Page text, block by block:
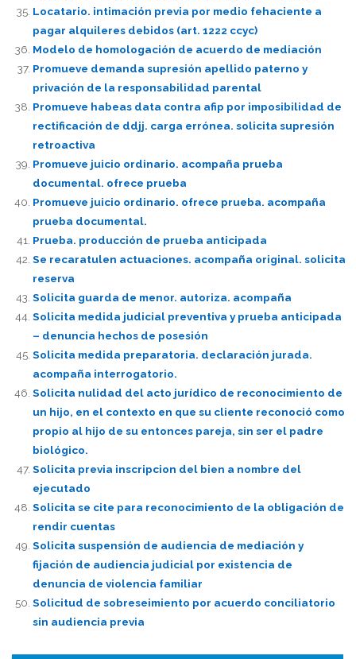
Locatario. intimación previa por medio fehaciente a
pagar alquileres debidos (art. 1222 ccyc)
Modelo de homologación de acuerdo de mediación
Promueve demanda supresión apellido paterno y
privación de la responsabilidad parental
Promueve habeas data contra afip por imposibilidad de
rectificación de ddjj. carga errónea. solicita supresión
retroactiva
Promueve juicio ordinario. acompaña prueba
documental. ofrece prueba
Promueve juicio ordinario. ofrece prueba. acompaña
prueba documental.
Prueba. producción de prueba anticipada
Se recaratulen actuaciones. acompaña original. solicita
reserva
Solicita guarda de menor. autoriza. acompaña
Solicita medida judicial preventiva y prueba anticipada
– denuncia hechos de posesión
Solicita medida preparatoria. declaración jurada.
acompaña interrogatorio.
Solicita nulidad del acto jurídico de reconocimiento de
un hijo, en el contexto en que su cliente reconoció como
propio al hijo de su entonces pareja, sin ser el padre
biológico.
Solicita previa inscripcion del bien a nombre del
ejecutado
Solicita se cite para reconocimiento de la obligación de
rendir cuentas
Solicita suspensión de audiencia de mediación y
fijación de audiencia judicial por existencia de
denuncia de violencia familiar
Solicitud de sobreseimiento por acuerdo conciliatorio
sin audiencia previa